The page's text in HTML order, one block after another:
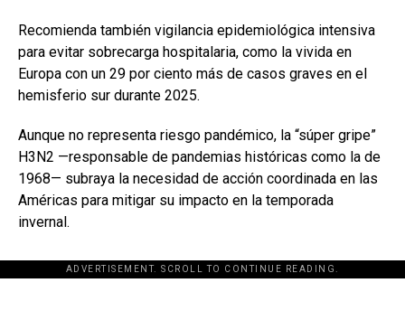
Recomienda también vigilancia epidemiológica intensiva
para evitar sobrecarga hospitalaria, como la vivida en
Europa con un 29 por ciento más de casos graves en el
hemisferio sur durante 2025.
Aunque no representa riesgo pandémico, la “súper gripe”
H3N2 —responsable de pandemias históricas como la de
1968— subraya la necesidad de acción coordinada en las
Américas para mitigar su impacto en la temporada
invernal.
ADVERTISEMENT. SCROLL TO CONTINUE READING.